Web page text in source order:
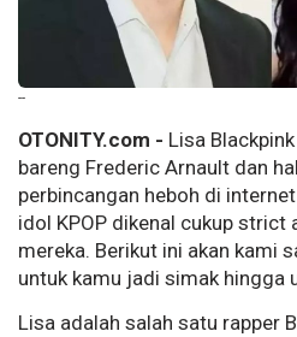
--
OTONITY.com - Lisa
bareng Frederic Arnault dan
perbincangan heboh di
idol KPOP dikenal cukup strict
mereka. Berikut ini akan kami
untuk kamu jadi simak hingga
Lisa adalah salah satu rapper